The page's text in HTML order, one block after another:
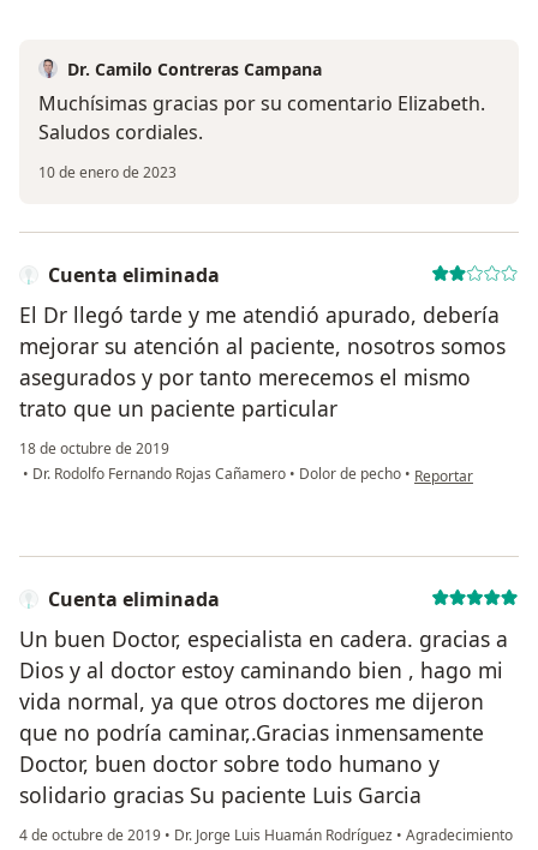
Dr. Camilo Contreras Campana
Muchísimas gracias por su comentario Elizabeth.
Saludos cordiales.
10 de enero de 2023
Cuenta eliminada
El Dr llegó tarde y me atendió apurado, debería
mejorar su atención al paciente, nosotros somos
asegurados y por tanto merecemos el mismo
trato que un paciente particular
18 de octubre de 2019
• Dr. Rodolfo Fernando Rojas Cañamero • Dolor de pecho • en opinión del
Reportar
Cuenta eliminada
Un buen Doctor, especialista en cadera. gracias a
Dios y al doctor estoy caminando bien , hago mi
vida normal, ya que otros doctores me dijeron
que no podría caminar,.Gracias inmensamente
Doctor, buen doctor sobre todo humano y
solidario gracias Su paciente Luis Garcia
4 de octubre de 2019 • Dr. Jorge Luis Huamán Rodríguez • Agradecimiento